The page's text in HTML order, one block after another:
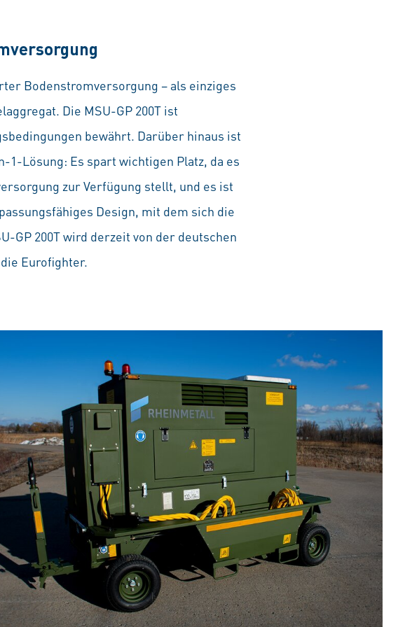
Bodenstromversorgung – als einziges
Die MSU-GP 200T ist
bewährt. Darüber hinaus ist
Lösung: Es spart wichtigen Platz, da es
zur Verfügung stellt, und es ist
Design, mit dem sich die
GP 200T wird derzeit von der deutschen
Eurofighter.